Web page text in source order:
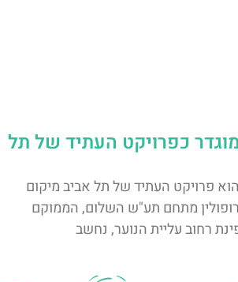
כפרויקט העתיד של תל
פרויקט העתיד של תל אביב מיקום
מתחם תע"ש השלום, הממוקם